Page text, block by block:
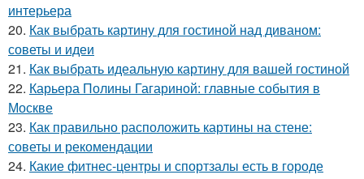
интерьера
20. Как выбрать картину для гостиной над диваном:
советы и идеи
21. Как выбрать идеальную картину для вашей гостиной
22. Карьера Полины Гагариной: главные события в
Москве
23. Как правильно расположить картины на стене:
советы и рекомендации
24. Какие фитнес-центры и спортзалы есть в городе